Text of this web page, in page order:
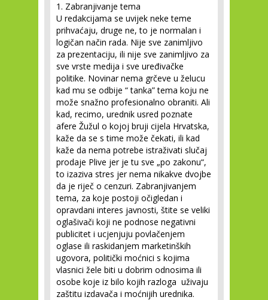
1. Zabranjivanje tema
U redakcijama se uvijek neke teme
prihvaćaju, druge ne, to je normalan i
logičan način rada. Nije sve zanimljivo
za prezentaciju, ili nije sve zanimljivo za
sve vrste medija i sve uređivačke
politike. Novinar nema grčeve u želucu
kad mu se odbije “ tanka” tema koju ne
može snažno profesionalno obraniti. Ali
kad, recimo, urednik usred poznate
afere Žužul o kojoj bruji cijela Hrvatska,
kaže da se s time može čekati, ili kad
kaže da nema potrebe istraživati slučaj
prodaje Plive jer je tu sve „po zakonu“,
to izaziva stres jer nema nikakve dvojbe
da je riječ o cenzuri. Zabranjivanjem
tema, za koje postoji očigledan i
opravdani interes javnosti, štite se veliki
oglašivači koji ne podnose negativni
publicitet i ucjenjuju povlačenjem
oglase ili raskidanjem marketinških
ugovora, politički moćnici s kojima
vlasnici žele biti u dobrim odnosima ili
osobe koje iz bilo kojih razloga uživaju
zaštitu izdavača i moćnijih urednika.